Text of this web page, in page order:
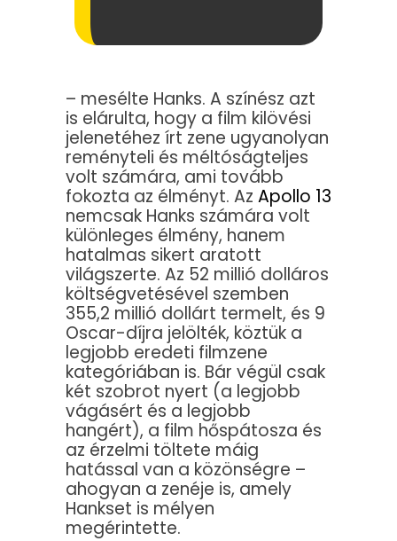
– mesélte Hanks. A színész azt
is elárulta, hogy a film kilövési
jelenetéhez írt zene ugyanolyan
reményteli és méltóságteljes
volt számára, ami tovább
fokozta az élményt. Az Apollo 13
nemcsak Hanks számára volt
különleges élmény, hanem
hatalmas sikert aratott
világszerte. Az 52 millió dolláros
költségvetésével szemben
355,2 millió dollárt termelt, és 9
Oscar-díjra jelölték, köztük a
legjobb eredeti filmzene
kategóriában is. Bár végül csak
két szobrot nyert (a legjobb
vágásért és a legjobb
hangért), a film hőspátosza és
az érzelmi töltete máig
hatással van a közönségre –
ahogyan a zenéje is, amely
Hankset is mélyen
megérintette.